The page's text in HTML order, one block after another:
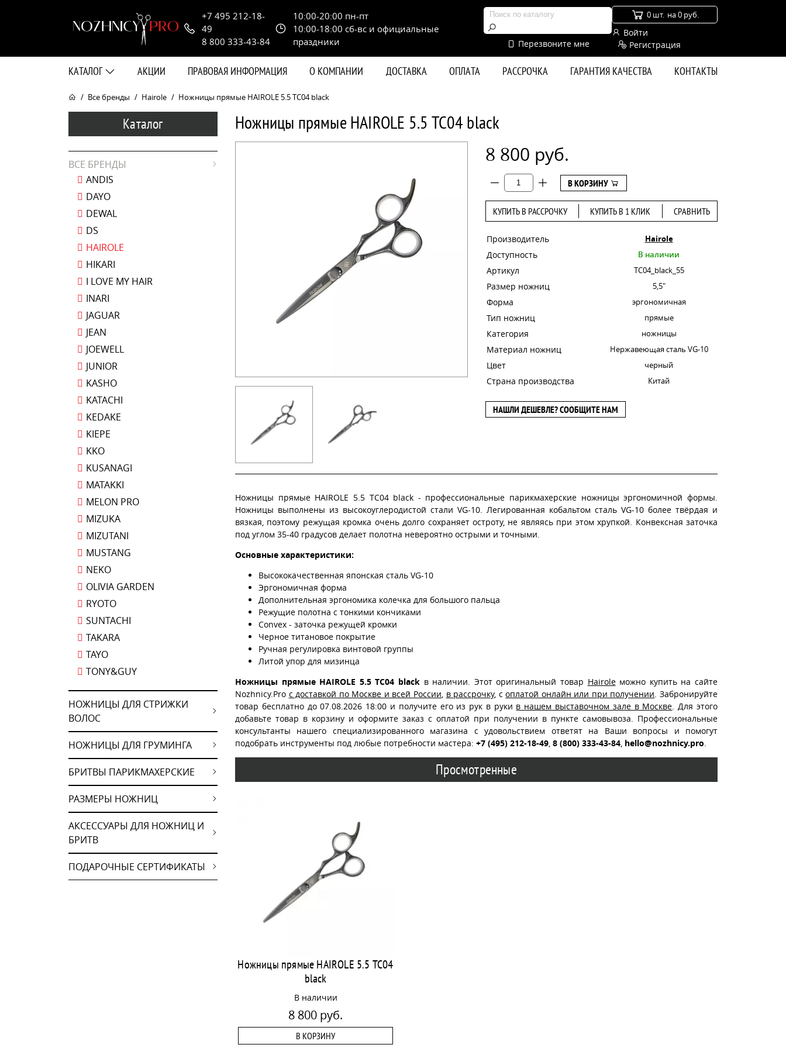
+7 495 212-18-
49
8 800 333-43-84
10:00-20:00 пн-пт
10:00-18:00 сб-вс и официальные
праздники
Перезвоните мне
0 шт. на 0 руб.
Войти
Регистрация
КАТАЛОГ АКЦИИ ПРАВОВАЯ ИНФОРМАЦИЯ О КОМПАНИИ ДОСТАВКА ОПЛАТА РАССРОЧКА ГАРАНТИЯ КАЧЕСТВА КОНТАКТЫ
Все бренды Hairole Ножницы прямые HAIROLE 5.5 TC04 black
Каталог
ВСЕ БРЕНДЫ
ANDIS
DAYO
DEWAL
DS
HAIROLE
HIKARI
I LOVE MY HAIR
INARI
JAGUAR
JEAN
JOEWELL
JUNIOR
KASHO
KATACHI
KEDAKE
KIEPE
KKO
KUSANAGI
MATAKKI
MELON PRO
MIZUKA
MIZUTANI
MUSTANG
NEKO
OLIVIA GARDEN
RYOTO
SUNTACHI
TAKARA
TAYO
TONY&GUY
НОЖНИЦЫ ДЛЯ СТРИЖКИ
ВОЛОС
НОЖНИЦЫ ДЛЯ ГРУМИНГА
БРИТВЫ ПАРИКМАХЕРСКИЕ
РАЗМЕРЫ НОЖНИЦ
АКСЕССУАРЫ ДЛЯ НОЖНИЦ И
БРИТВ
ПОДАРОЧНЫЕ СЕРТИФИКАТЫ
Ножницы прямые HAIROLE 5.5 TC04 black
8 800 руб.
В КОРЗИНУ
КУПИТЬ В РАССРОЧКУ КУПИТЬ В 1 КЛИК СРАВНИТЬ
Производитель Hairole
Доступность В наличии
Артикул TC04_black_55
Размер ножниц 5,5"
Форма эргономичная
Тип ножниц прямые
Категория ножницы
Материал ножниц Нержавеющая сталь VG-10
Цвет черный
Страна производства Китай
НАШЛИ ДЕШЕВЛЕ? СООБЩИТЕ НАМ
Ножницы прямые HAIROLE 5.5 TC04 black - профессиональные парикмахерские ножницы эргономичной формы.
Ножницы выполнены из высокоуглеродистой стали VG-10. Легированная кобальтом сталь VG-10 более твёрдая и
вязкая, поэтому режущая кромка очень долго сохраняет остроту, не являясь при этом хрупкой. Конвексная заточка
под углом 35-40 градусов делает полотна невероятно острыми и точными.
Основные характеристики:
Высококачественная японская сталь VG-10
Эргономичная форма
Дополнительная эргономика колечка для большого пальца
Режущие полотна с тонкими кончиками
Convex - заточка режущей кромки
Черное титановое покрытие
Ручная регулировка винтовой группы
Литой упор для мизинца
Ножницы прямые HAIROLE 5.5 TC04 black в наличии. Этот оригинальный товар Hairoleможно купить на сайте
Nozhnicy.Pro с доставкой по Москве и всей России, в рассрочку, соплатой онлайн или при получении. Забронируйте
товар бесплатно до 07.08.2026 18:00 и получите его из рук в руки в нашем выставочном зале в Москве. Для этого
добавьте товар в корзину и оформите заказ с оплатой при получении в пункте самовывоза. Профессиональные
консультанты нашего специализированного магазина с удовольствием ответят на Ваши вопросы и помогут
подобрать инструменты под любые потребности мастера: +7 (495) 212-18-49, 8 (800) 333-43-84, hello@nozhnicy.pro.
Просмотренные
Ножницы прямые HAIROLE 5.5 TC04
black
В наличии
8 800 руб.
В КОРЗИНУ